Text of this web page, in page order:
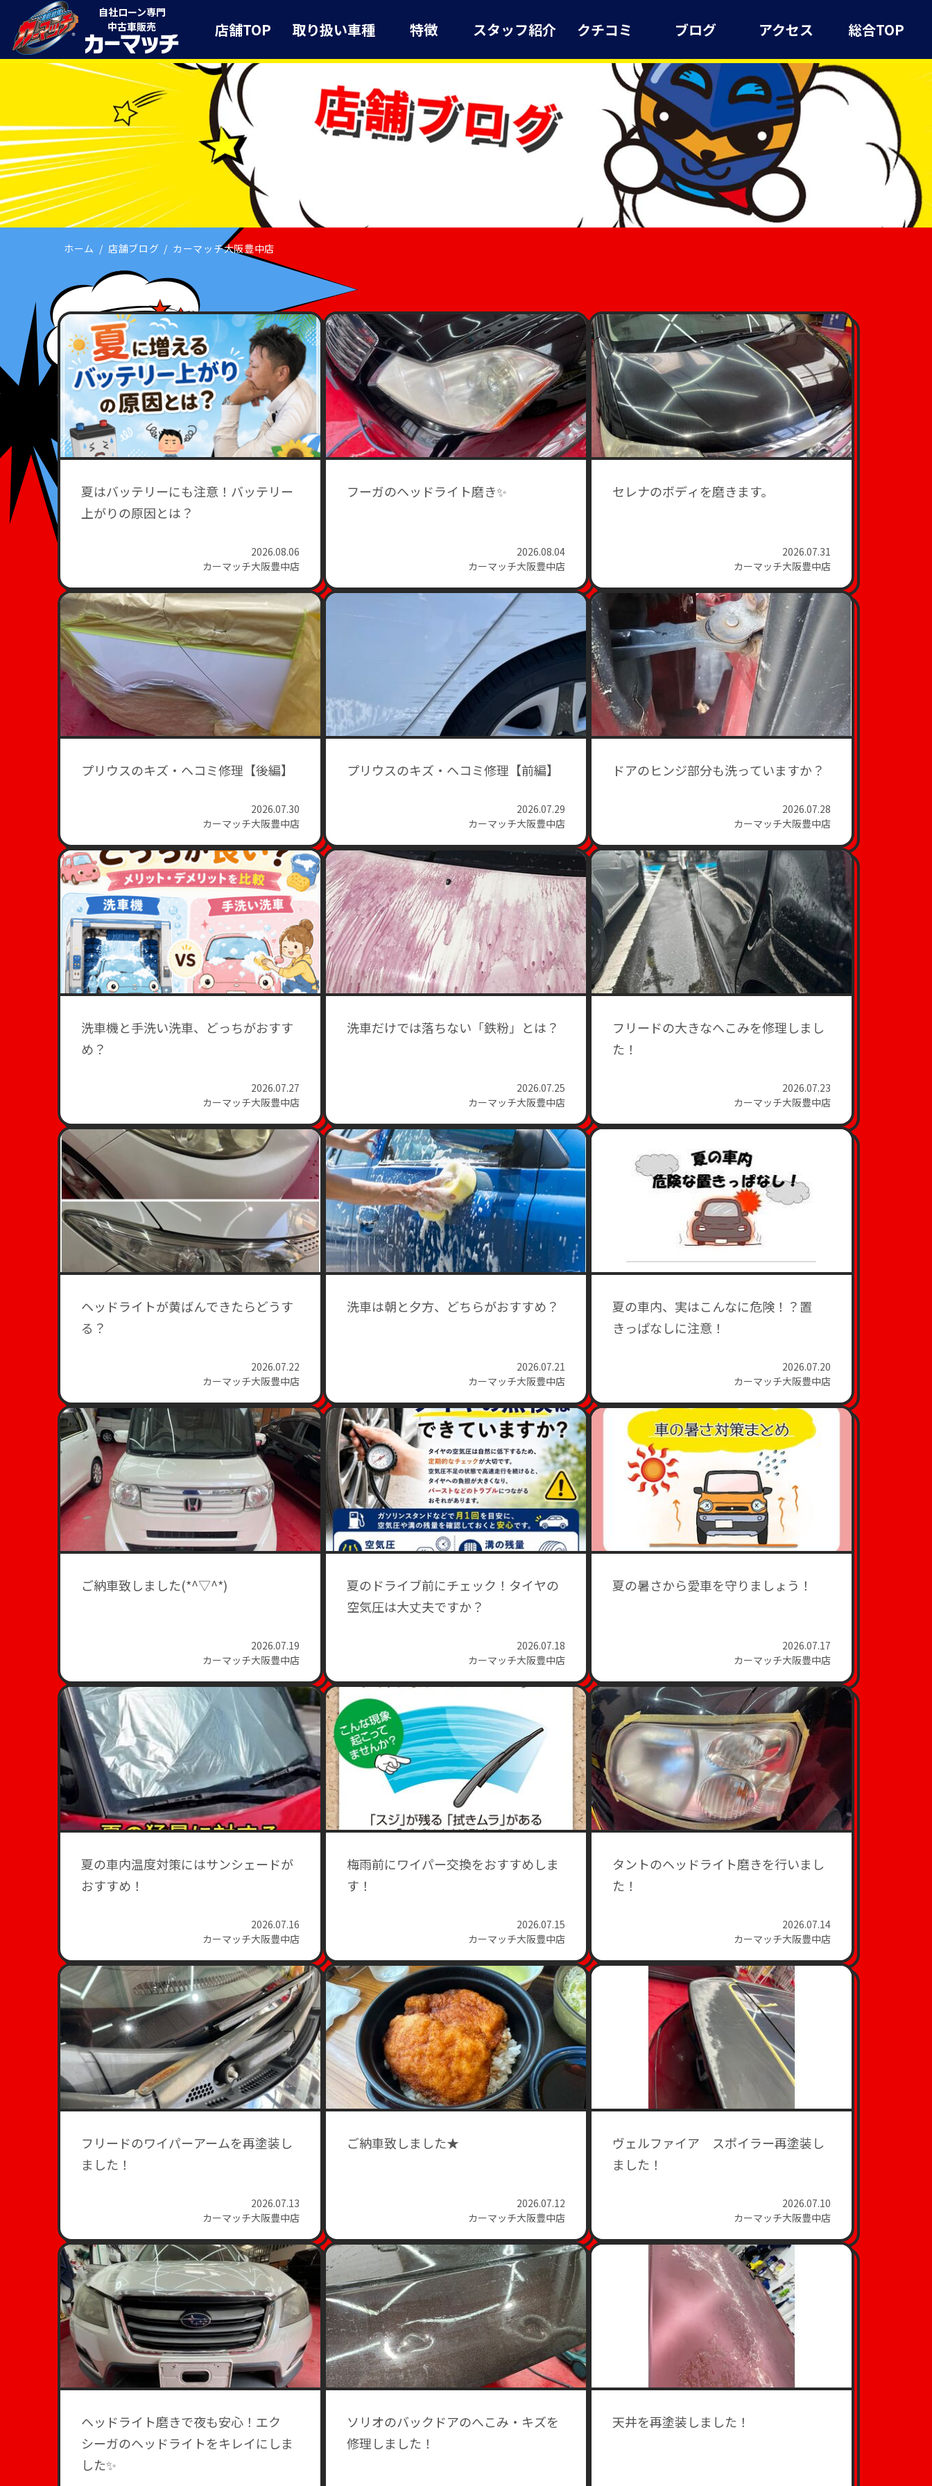
自社ローン専門
中古車販売
店舗TOP 取り扱い車種 特徴 スタッフ紹介 クチコミ ブログ アクセス 総合TOP
ホーム 店舗ブログ カーマッチ大阪豊中店
夏はバッテリーにも注意！バッテリー
上がりの原因とは？
2026.08.06
カーマッチ大阪豊中店
フーガのヘッドライト磨き✨
2026.08.04
カーマッチ大阪豊中店
セレナのボディを磨きます。
2026.07.31
カーマッチ大阪豊中店
プリウスのキズ・ヘコミ修理【後編】
2026.07.30
カーマッチ大阪豊中店
プリウスのキズ・ヘコミ修理【前編】
2026.07.29
カーマッチ大阪豊中店
ドアのヒンジ部分も洗っていますか？
2026.07.28
カーマッチ大阪豊中店
洗車機と手洗い洗車、どっちがおすす
め？
2026.07.27
カーマッチ大阪豊中店
洗車だけでは落ちない「鉄粉」とは？
2026.07.25
カーマッチ大阪豊中店
フリードの大きなへこみを修理しまし
た！
2026.07.23
カーマッチ大阪豊中店
ヘッドライトが黄ばんできたらどうす
る？
2026.07.22
カーマッチ大阪豊中店
洗車は朝と夕方、どちらがおすすめ？
2026.07.21
カーマッチ大阪豊中店
夏の車内、実はこんなに危険！？置
きっぱなしに注意！
2026.07.20
カーマッチ大阪豊中店
ご納車致しました(*^▽^*)
2026.07.19
カーマッチ大阪豊中店
夏のドライブ前にチェック！タイヤの
空気圧は大丈夫ですか？
2026.07.18
カーマッチ大阪豊中店
夏の暑さから愛車を守りましょう！
2026.07.17
カーマッチ大阪豊中店
夏の車内温度対策にはサンシェードが
おすすめ！
2026.07.16
カーマッチ大阪豊中店
梅雨前にワイパー交換をおすすめしま
す！
2026.07.15
カーマッチ大阪豊中店
タントのヘッドライト磨きを行いまし
た！
2026.07.14
カーマッチ大阪豊中店
フリードのワイパーアームを再塗装し
ました！
2026.07.13
カーマッチ大阪豊中店
ご納車致しました★
2026.07.12
カーマッチ大阪豊中店
ヴェルファイア スポイラー再塗装し
ました！
2026.07.10
カーマッチ大阪豊中店
ヘッドライト磨きで夜も安心！エク
シーガのヘッドライトをキレイにしま
した✨
ソリオのバックドアのへこみ・キズを
修理しました！
天井を再塗装しました！